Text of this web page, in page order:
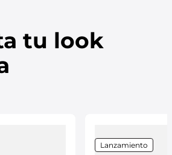
tu look
Lanzamiento